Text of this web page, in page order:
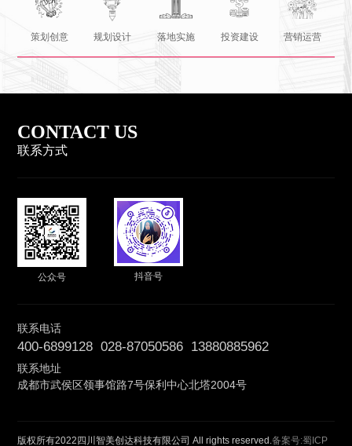
策划创意 规划设计 落地实施 投资建设 营销运营
CONTACT US
联系方式
公众号 抖音号
联系电话
400-6899128 028-87050586 13880885962
联系地址
成都市武侯区领事馆路7号保利中心北塔2004号
版权所有2022四川智美创达科技有限公司 All rights reserved.备案号:蜀ICP